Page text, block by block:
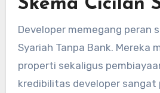
Skema Cicilan
Developer memegang peran
Syariah Tanpa Bank. Mereka
properti sekaligus
kredibilitas developer sangat